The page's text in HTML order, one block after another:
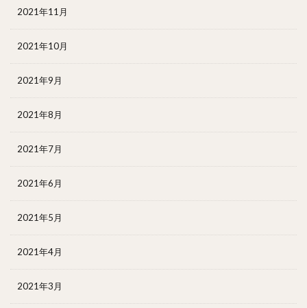
2021年11月
2021年10月
2021年9月
2021年8月
2021年7月
2021年6月
2021年5月
2021年4月
2021年3月